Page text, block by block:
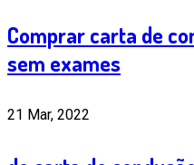
Comprar carta de
sem exames
21 Mar, 2022